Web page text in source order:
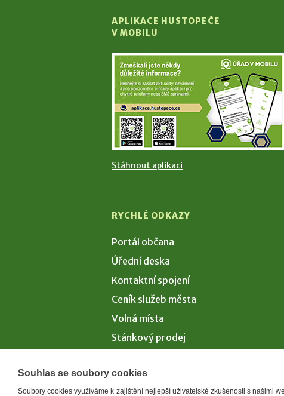
APLIKACE HUSTOPEČE
V MOBILU
Stáhnout aplikaci
RYCHLÉ ODKAZY
Portál občana
Úřední deska
Kontaktní spojení
Ceník služeb města
Volná místa
Stánkový prodej
Souhlas se soubory cookies
Soubory cookies využíváme k zajištění nejlepší uživatelské zkušenosti s našimi